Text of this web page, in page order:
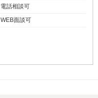
電話相談可
WEB面談可